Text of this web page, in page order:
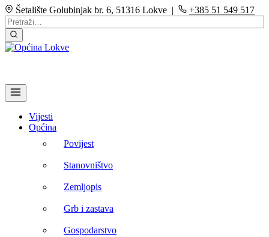
Šetalište Golubinjak br. 6, 51316 Lokve | +385 51 549 517
Vijesti
Općina
Povijest
Stanovništvo
Zemljopis
Grb i zastava
Gospodarstvo